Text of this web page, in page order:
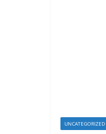
UNCATEGORIZED